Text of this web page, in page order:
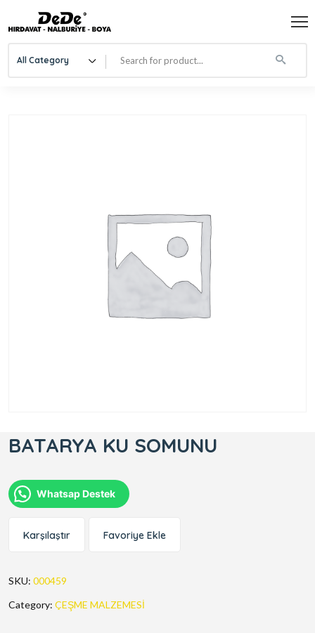
All Category
BATARYA KU SOMUNU
Whatsap Destek
Karşılaştır Favoriye Ekle
SKU: 000459
Category: ÇEŞME MALZEMESİ